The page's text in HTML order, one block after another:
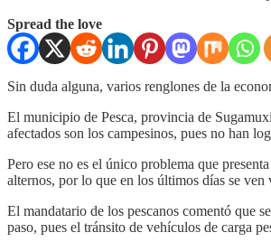
Spread the love
Sin duda alguna, varios renglones de la
El municipio de Pesca, provincia de
afectados son los campesinos, pues no han
Pero ese no es el único problema que
alternos, por lo que en los últimos días se
El mandatario de los pescanos comentó que
paso, pues el tránsito de vehículos de carga